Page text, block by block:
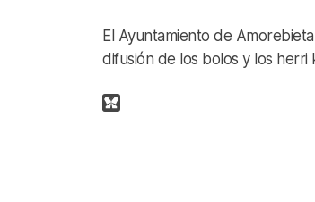
El Ayuntamiento de
difusión de los bolos y los herri